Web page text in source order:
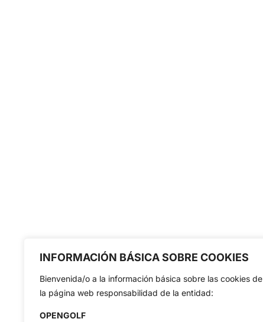
INFORMACIÓN BÁSICA SOBRE COOKIES
Bienvenida/o a la información básica sobre las cookies de
la página web responsabilidad de la entidad:
OPENGOLF